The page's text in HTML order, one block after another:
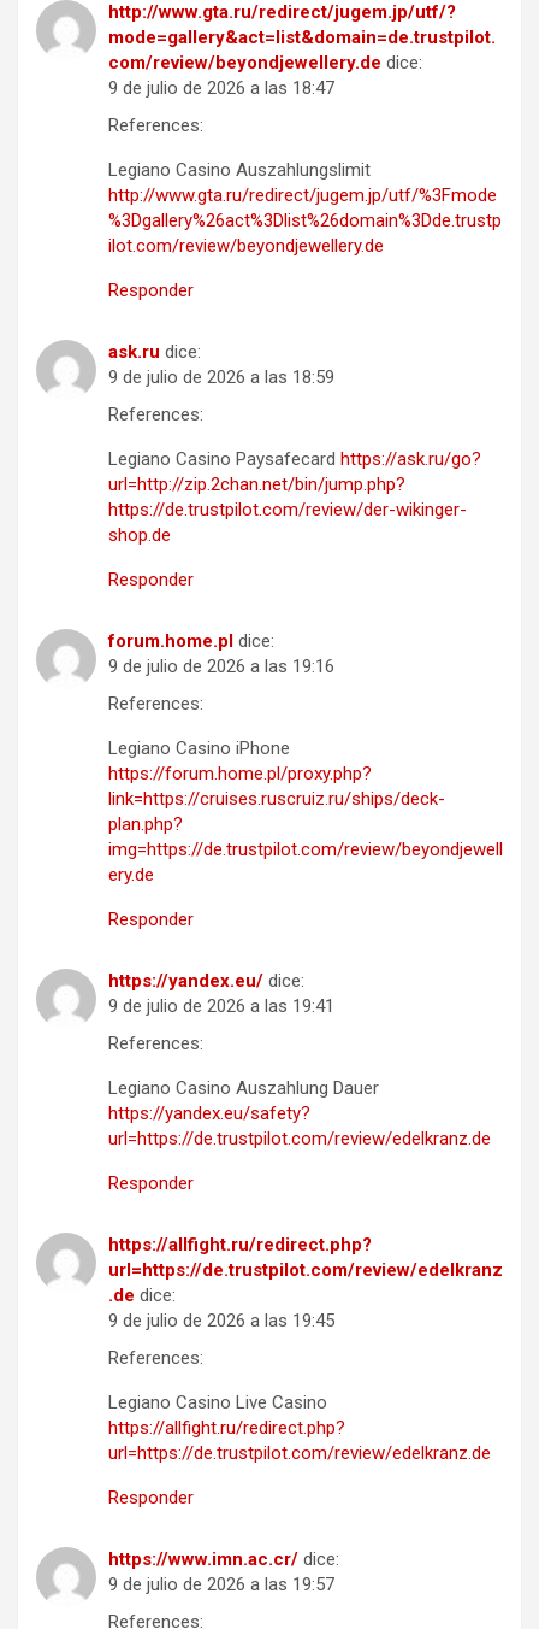
http://www.gta.ru/redirect/jugem.jp/utf/?
mode=gallery&act=list&domain=de.trustpilot.
com/review/beyondjewellery.de dice:
9 de julio de 2026 a las 18:47
References:
Legiano Casino Auszahlungslimit
http://www.gta.ru/redirect/jugem.jp/utf/%3Fmode
%3Dgallery%26act%3Dlist%26domain%3Dde.trustp
ilot.com/review/beyondjewellery.de
Responder
ask.ru dice:
9 de julio de 2026 a las 18:59
References:
Legiano Casino Paysafecard https://ask.ru/go?
url=http://zip.2chan.net/bin/jump.php?
https://de.trustpilot.com/review/der-wikinger-
shop.de
Responder
forum.home.pl dice:
9 de julio de 2026 a las 19:16
References:
Legiano Casino iPhone
https://forum.home.pl/proxy.php?
link=https://cruises.ruscruiz.ru/ships/deck-
plan.php?
img=https://de.trustpilot.com/review/beyondjewell
ery.de
Responder
https://yandex.eu/ dice:
9 de julio de 2026 a las 19:41
References:
Legiano Casino Auszahlung Dauer
https://yandex.eu/safety?
url=https://de.trustpilot.com/review/edelkranz.de
Responder
https://allfight.ru/redirect.php?
url=https://de.trustpilot.com/review/edelkranz
.de dice:
9 de julio de 2026 a las 19:45
References:
Legiano Casino Live Casino
https://allfight.ru/redirect.php?
url=https://de.trustpilot.com/review/edelkranz.de
Responder
https://www.imn.ac.cr/ dice:
9 de julio de 2026 a las 19:57
References: